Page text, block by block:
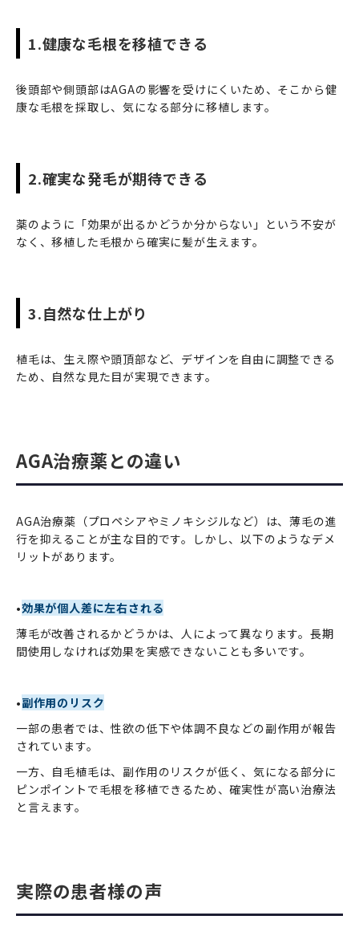
1.健康な毛根を移植できる
後頭部や側頭部はAGAの影響を受けにくいため、そこから健
康な毛根を採取し、気になる部分に移植します。
2.確実な発毛が期待できる
薬のように「効果が出るかどうか分からない」という不安が
なく、移植した毛根から確実に髪が生えます。
3.自然な仕上がり
植毛は、生え際や頭頂部など、デザインを自由に調整できる
ため、自然な見た目が実現できます。
AGA治療薬との違い
AGA治療薬（プロペシアやミノキシジルなど）は、薄毛の進
行を抑えることが主な目的です。しかし、以下のようなデメ
リットがあります。
•効果が個人差に左右される
薄毛が改善されるかどうかは、人によって異なります。長期
間使用しなければ効果を実感できないことも多いです。
•副作用のリスク
一部の患者では、性欲の低下や体調不良などの副作用が報告
されています。
一方、自毛植毛は、副作用のリスクが低く、気になる部分に
ピンポイントで毛根を移植できるため、確実性が高い治療法
と言えます。
実際の患者様の声